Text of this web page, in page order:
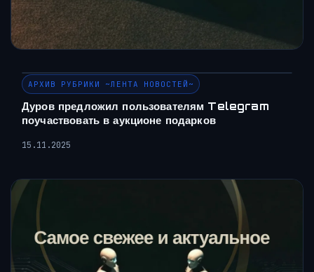
АРХИВ РУБРИКИ ~ЛЕНТА НОВОСТЕЙ~
Дуров предложил пользователям Telegram
поучаствовать в аукционе подарков
15.11.2025